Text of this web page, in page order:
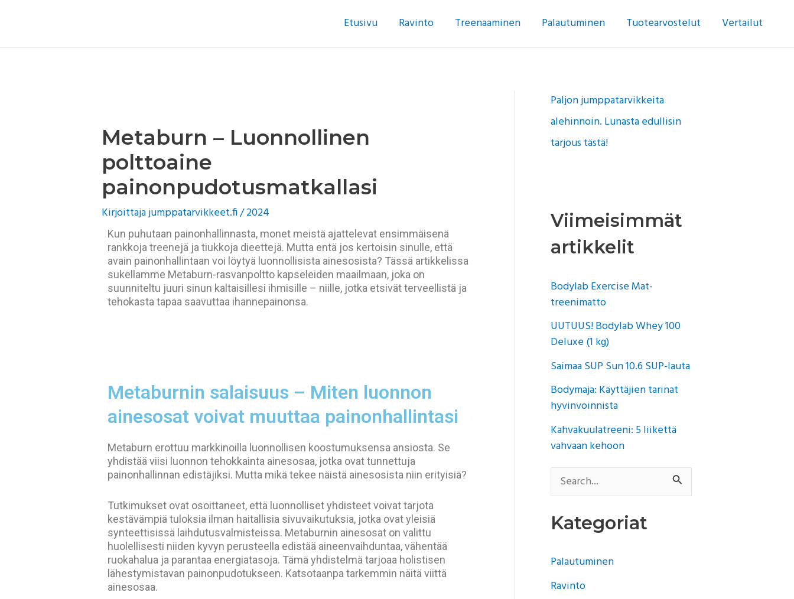
Etusivu Ravinto Treenaaminen Palautuminen Tuotearvostelut Vertailut
Metaburn – Luonnollinen
polttoaine
painonpudotusmatkallasi
Kirjoittajajumppatarvikkeet.fi/2024
Kun puhutaan painonhallinnasta, monet meistä ajattelevat ensimmäisenä
rankkoja treenejä ja tiukkoja dieettejä. Mutta entä jos kertoisin sinulle, että
avain painonhallintaan voi löytyä luonnollisista ainesosista? Tässä artikkelissa
sukellamme Metaburn-rasvanpoltto kapseleiden maailmaan, joka on
suunniteltu juuri sinun kaltaisillesi ihmisille – niille, jotka etsivät terveellistä ja
tehokasta tapaa saavuttaa ihannepainonsa.
Metaburnin salaisuus – Miten luonnon
ainesosat voivat muuttaa painonhallintasi
Metaburn erottuu markkinoilla luonnollisen koostumuksensa ansiosta. Se
yhdistää viisi luonnon tehokkainta ainesosaa, jotka ovat tunnettuja
painonhallinnan edistäjiksi. Mutta mikä tekee näistä ainesosista niin erityisiä?
Tutkimukset ovat osoittaneet, että luonnolliset yhdisteet voivat tarjota
kestävämpiä tuloksia ilman haitallisia sivuvaikutuksia, jotka ovat yleisiä
synteettisissä laihdutusvalmisteissa. Metaburnin ainesosat on valittu
huolellisesti niiden kyvyn perusteella edistää aineenvaihduntaa, vähentää
ruokahalua ja parantaa energiatasoja. Tämä yhdistelmä tarjoaa holistisen
lähestymistavan painonpudotukseen. Katsotaanpa tarkemmin näitä viittä
ainesosaa.
Paljon jumppatarvikkeita
alehinnoin. Lunasta edullisin
tarjous tästä!
Viimeisimmät
artikkelit
Bodylab Exercise Mat-
treenimatto
UUTUUS! Bodylab Whey 100
Deluxe (1 kg)
Saimaa SUP Sun 10.6 SUP-lauta
Bodymaja: Käyttäjien tarinat
hyvinvoinnista
Kahvakuulatreeni: 5 liikettä
vahvaan kehoon
a
c
h
Kategoriat
Palautuminen
Ravinto